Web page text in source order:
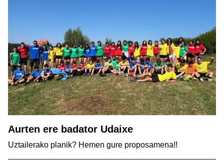
Aurten ere badator Udaixe
Uztailerako planik? Hemen gure proposamena!!